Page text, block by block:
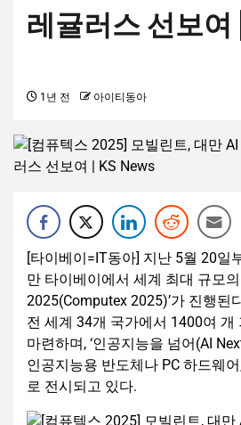
레귤러스 선보여
1년 전 아이티동아
[타이베이=IT동아] 지난 5월 20일
만 타이베이에서 세계 최대 규모
2025(Computex 2025)’가 진행된
전 세계 34개 국가에서 1400여 개
마련하며, ‘인공지능을 넘어(AI
인공지능용 반도체나 PC 하드웨
로 전시되고 있다.